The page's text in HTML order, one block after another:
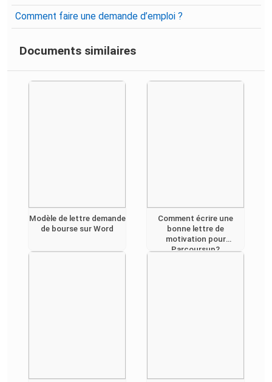
Comment faire une demande d’emploi ?
Documents similaires
Modèle de lettre demande
de bourse sur Word
Comment écrire une
bonne lettre de
motivation pour
Parcoursup?